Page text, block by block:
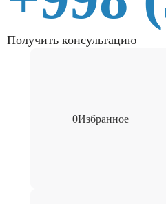
Получить консультацию
0Избранное